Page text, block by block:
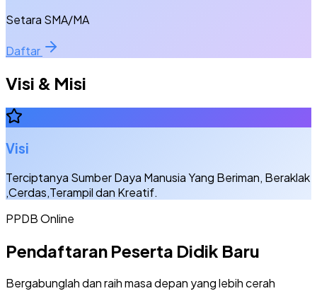
Setara SMA/MA
Daftar
Visi & Misi
Visi
Terciptanya Sumber Daya Manusia Yang Beriman, Beraklak
,Cerdas,Terampil dan Kreatif.
PPDB Online
Pendaftaran Peserta Didik Baru
Bergabunglah dan raih masa depan yang lebih cerah